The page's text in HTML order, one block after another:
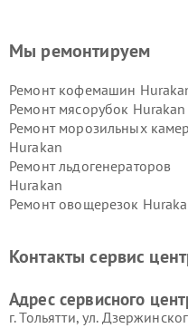
Мы ремонтируем
Ремонт кофемашин
Ремонт мясорубок Hurakan
Ремонт морозильных камер
Hurakan
Ремонт льдогенераторов
Hurakan
Ремонт овощерезок
Hurakan
Контакты сервис
Адрес сервисного
г. Тольятти, ул.